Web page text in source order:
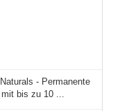
- Permanente
bis zu 10 ...